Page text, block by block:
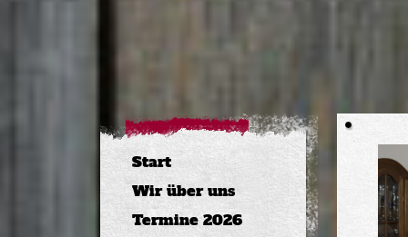
Start
Wir über uns
Termine 2026